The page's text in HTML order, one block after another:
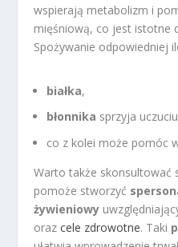
wspierają metabolizm i
mięśniową, co jest istotne
Spożywanie odpowiedniej
białka,
błonnika sprzyja
co z kolei może pomóc
Warto także skonsultować
pomoże stworzyć
żywieniowy
orazcele zdrowotne. Taki